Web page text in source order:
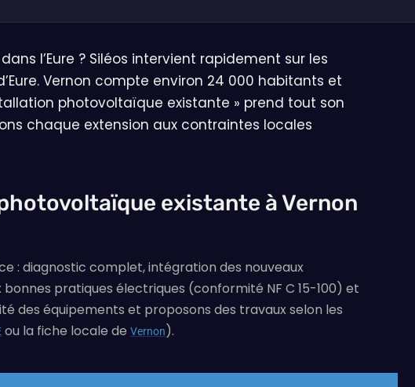
l’Eure ? Siléos intervient rapidement sur les
Vernon compte environ 24 000 habitants et
photovoltaïque existante » prend tout son
chaque extension aux contraintes locales
existante à Vernon
: diagnostic complet, intégration des nouveaux
pratiques électriques (conformité NF C 15-100) et
des équipements et proposons des travaux selon les
ou la fiche locale de Vernon).